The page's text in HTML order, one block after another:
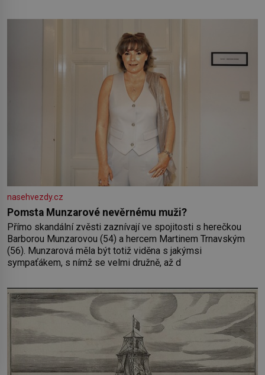
pokožky. Ohnivá znamení Ženy narozené ve znamení Berana,
nasehvezdy.cz
Pomsta Munzarové nevěrnému muži?
Přímo skandální zvěsti zaznívají ve spojitosti s herečkou
Barborou Munzarovou (54) a hercem Martinem Trnavským
(56). Munzarová měla být totiž viděna s jakýmsi
sympaťákem, s nímž se velmi družně, až d